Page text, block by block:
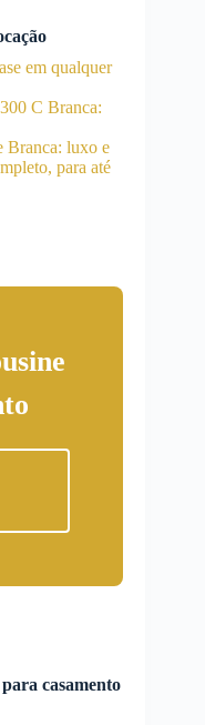
em qualquer
C Branca:
Branca: luxo e
para até
para casamento